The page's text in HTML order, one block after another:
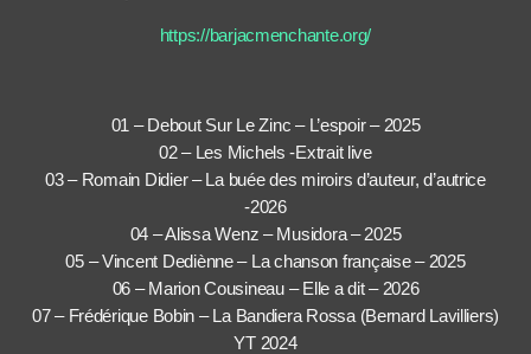
https://barjacmenchante.org/
01 – Debout Sur Le Zinc – L’espoir – 2025
02 – Les Michels -Extrait live
03 – Romain Didier – La buée des miroirs d’auteur, d’autrice
-2026
04 – Alissa Wenz – Musidora – 2025
05 – Vincent Dediènne – La chanson française – 2025
06 – Marion Cousineau – Elle a dit – 2026
07 – Frédérique Bobin – La Bandiera Rossa (Bernard Lavilliers)
YT 2024